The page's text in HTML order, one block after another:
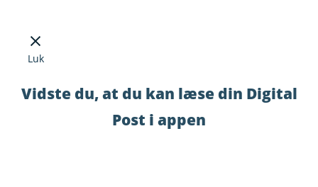
Luk
Vidste du, at du kan læse din Digital
Post i appen